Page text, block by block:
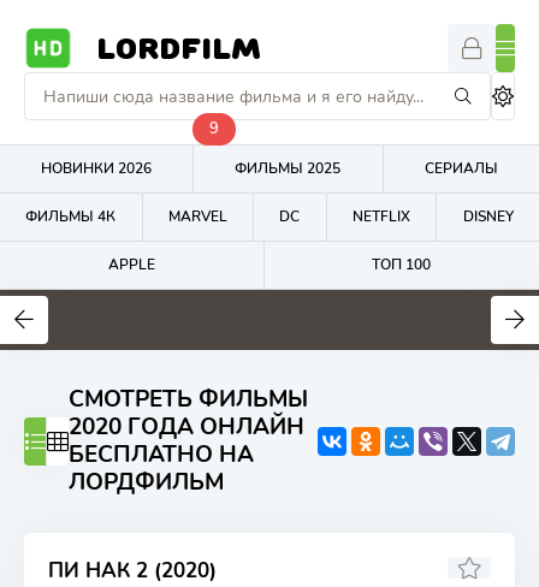
LORDFILM
НОВИНКИ 2026
9
ФИЛЬМЫ 2025 СЕРИАЛЫ
ФИЛЬМЫ 4К MARVEL DC NETFLIX DISNEY
APPLE ТОП 100
4.7
СМОТРЕТЬ ФИЛЬМЫ
2020 ГОДА ОНЛАЙН
БЕСПЛАТНО НА
ЛОРДФИЛЬМ
ПИ НАК 2 (2020)
4.7